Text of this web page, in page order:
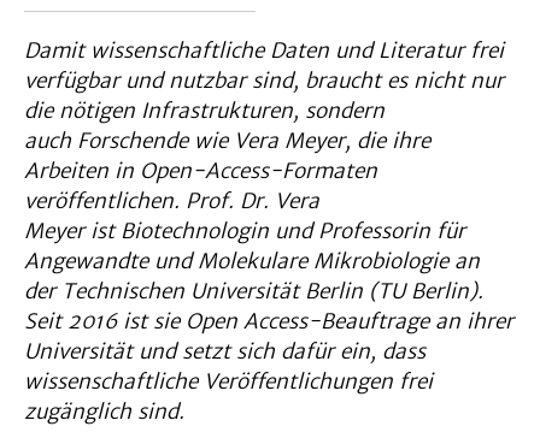
Damit wissenschaftliche Daten und Literatur frei
verfügbar und nutzbar sind, braucht es nicht nur
die nötigen Infrastrukturen, sondern
auch Forschende wie Vera Meyer, die ihre
Arbeiten in Open-Access-Formaten
veröffentlichen. Prof. Dr. Vera
Meyer ist Biotechnologin und Professorin für
Angewandte und Molekulare Mikrobiologie an
der Technischen Universität Berlin (TU Berlin).
Seit 2016 ist sie Open Access-Beauftrage an ihrer
Universität und setzt sich dafür ein, dass
wissenschaftliche Veröffentlichungen frei
zugänglich sind.